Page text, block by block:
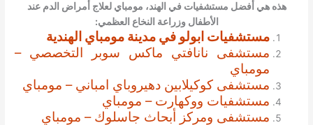
هذه هي أفضل مستشفيات في الهند، مومباي لعلاج أمراض الدم عند
الأطفال وزراعة النخاع العظمي:
مستشفيات ابولو في مدينة مومباي الهندية
مستشفى نانافتي ماكس سوبر التخصصي –
مومباي
مستشفى كوكيلابين دهيروباي امباني – مومباي
مستشفيات ووكهارت – مومباي
مستشفى ومركز أبحاث جاسلوك – مومباي